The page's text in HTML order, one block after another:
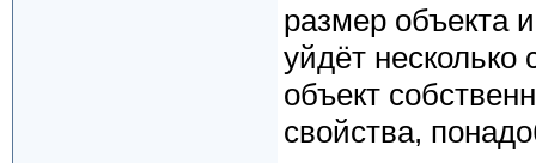
размер объекта
уйдёт несколько
объект
свойства,